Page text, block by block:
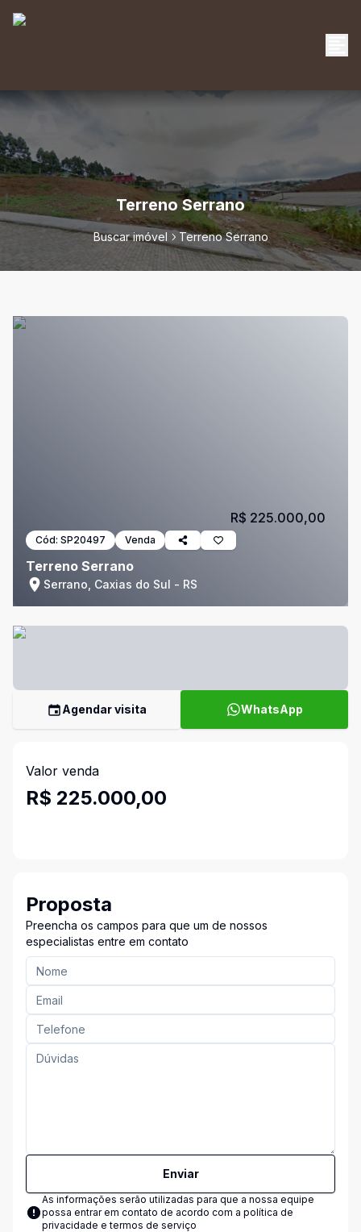
Terreno Serrano
Buscar imóvel Terreno Serrano
Cód: SP20497 Venda
Terreno Serrano
Serrano, Caxias do Sul - RS
R$ 225.000,00
Agendar visita WhatsApp
Valor venda
R$ 225.000,00
Proposta
Preencha os campos para que um de nossos
especialistas entre em contato
Enviar
As informações serão utilizadas para que a nossa equipe
possa entrar em contato de acordo com a política de
privacidade e termos de serviço